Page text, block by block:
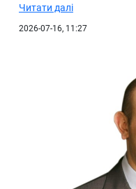
Читати далі
2026-07-16, 11:27